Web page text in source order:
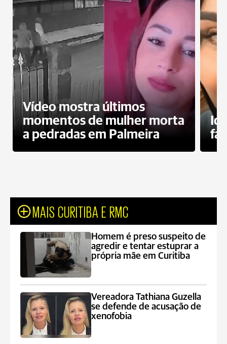
Vídeo mostra últimos
momentos de mulher morta
a pedradas em Palmeira
MAIS CURITIBA E RMC
Homem é preso suspeito de
agredir e tentar estuprar a
própria mãe em Curitiba
Vereadora Tathiana Guzella
se defende de acusação de
xenofobia